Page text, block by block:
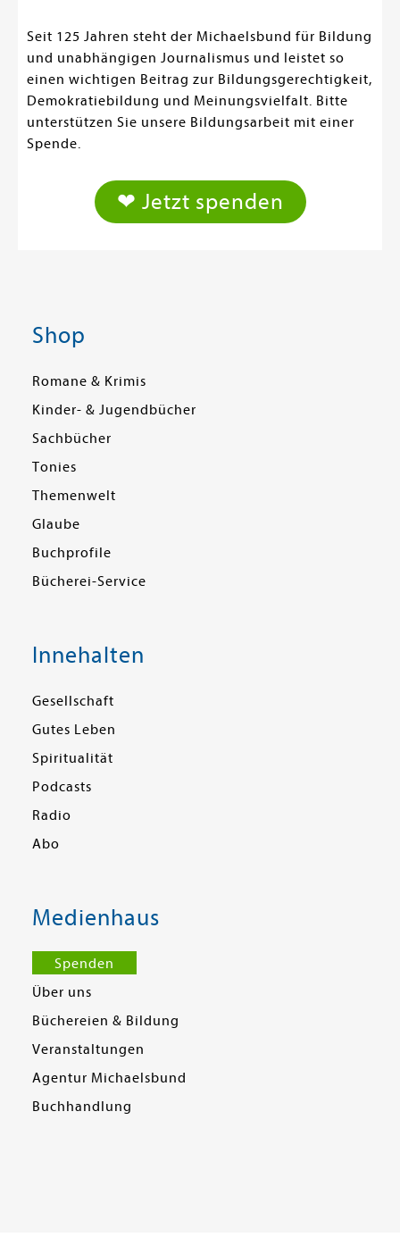
Seit 125 Jahren steht der Michaelsbund für Bildung
und unabhängigen Journalismus und leistet so
einen wichtigen Beitrag zur Bildungsgerechtigkeit,
Demokratiebildung und Meinungsvielfalt. Bitte
unterstützen Sie unsere Bildungsarbeit mit einer
Spende.
❤ Jetzt spenden
Shop
Romane & Krimis
Kinder- & Jugendbücher
Sachbücher
Tonies
Themenwelt
Glaube
Buchprofile
Bücherei-Service
Innehalten
Gesellschaft
Gutes Leben
Spiritualität
Podcasts
Radio
Abo
Medienhaus
Spenden
Über uns
Büchereien & Bildung
Veranstaltungen
Agentur Michaelsbund
Buchhandlung